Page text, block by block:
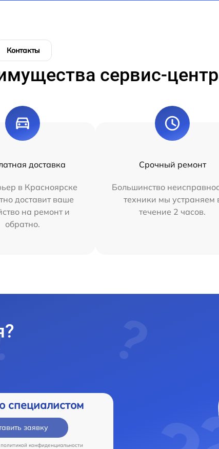
Контакты
сервис-
доставка
в Красноярске
доставит ваше
на ремонт и
обратно.
Срочный ремонт
Большинство
техники мы устраняем
течение 2 часов.
специалистом
заявку
политикой конфиденциальности